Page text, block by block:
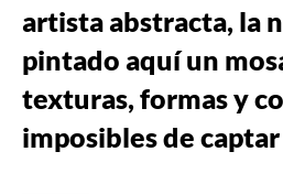
artista abstracta, la
pintado aquí un
texturas, formas y
imposibles de